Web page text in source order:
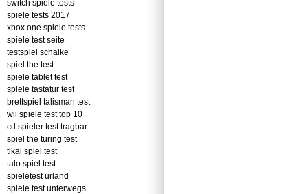
switch spiele tests
spiele tests 2017
xbox one spiele tests
spiele test seite
testspiel schalke
spiel the test
spiele tablet test
spiele tastatur test
brettspiel talisman test
wii spiele test top 10
cd spieler test tragbar
spiel the turing test
tikal spiel test
talo spiel test
spieletest urland
spiele test unterwegs